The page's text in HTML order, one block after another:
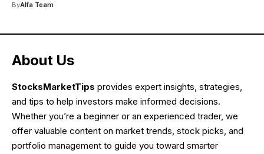
ByAlfa Team
About Us
StocksMarketTips provides expert insights, strategies,
and tips to help investors make informed decisions.
Whether you’re a beginner or an experienced trader, we
offer valuable content on market trends, stock picks, and
portfolio management to guide you toward smarter